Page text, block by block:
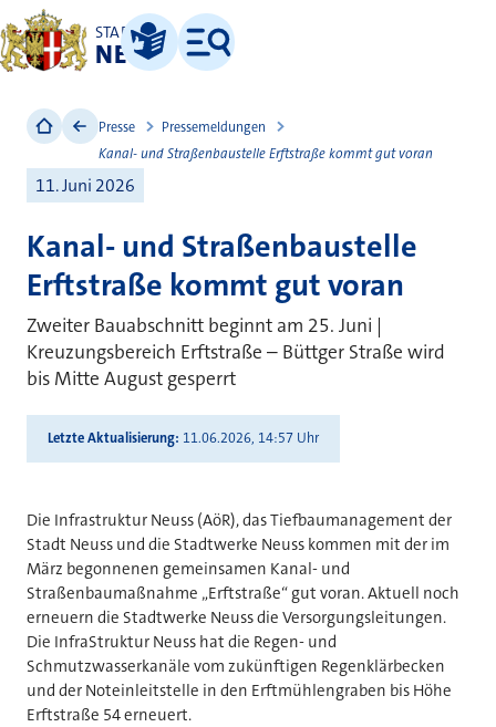
STADT
NEUSS
Leichte Sprache
Menü
Presse
Pressemeldungen
Kanal- und Straßenbaustelle Erftstraße kommt gut voran
11. Juni 2026
Kanal- und Straßenbaustelle
Erftstraße kommt gut voran
Zweiter Bauabschnitt beginnt am 25. Juni |
Kreuzungsbereich Erftstraße – Büttger Straße wird
bis Mitte August gesperrt
Letzte Aktualisierung 11.06.2026, 14:57 Uhr
Die Infrastruktur Neuss (AöR), das Tiefbaumanagement der
Stadt Neuss und die Stadtwerke Neuss kommen mit der im
März begonnenen gemeinsamen Kanal- und
Straßenbaumaßnahme „Erftstraße“ gut voran. Aktuell noch
erneuern die Stadtwerke Neuss die Versorgungsleitungen.
Die InfraStruktur Neuss hat die Regen- und
Schmutzwasserkanäle vom zukünftigen Regenklärbecken
und der Noteinleitstelle in den Erftmühlengraben bis Höhe
Erftstraße 54 erneuert.